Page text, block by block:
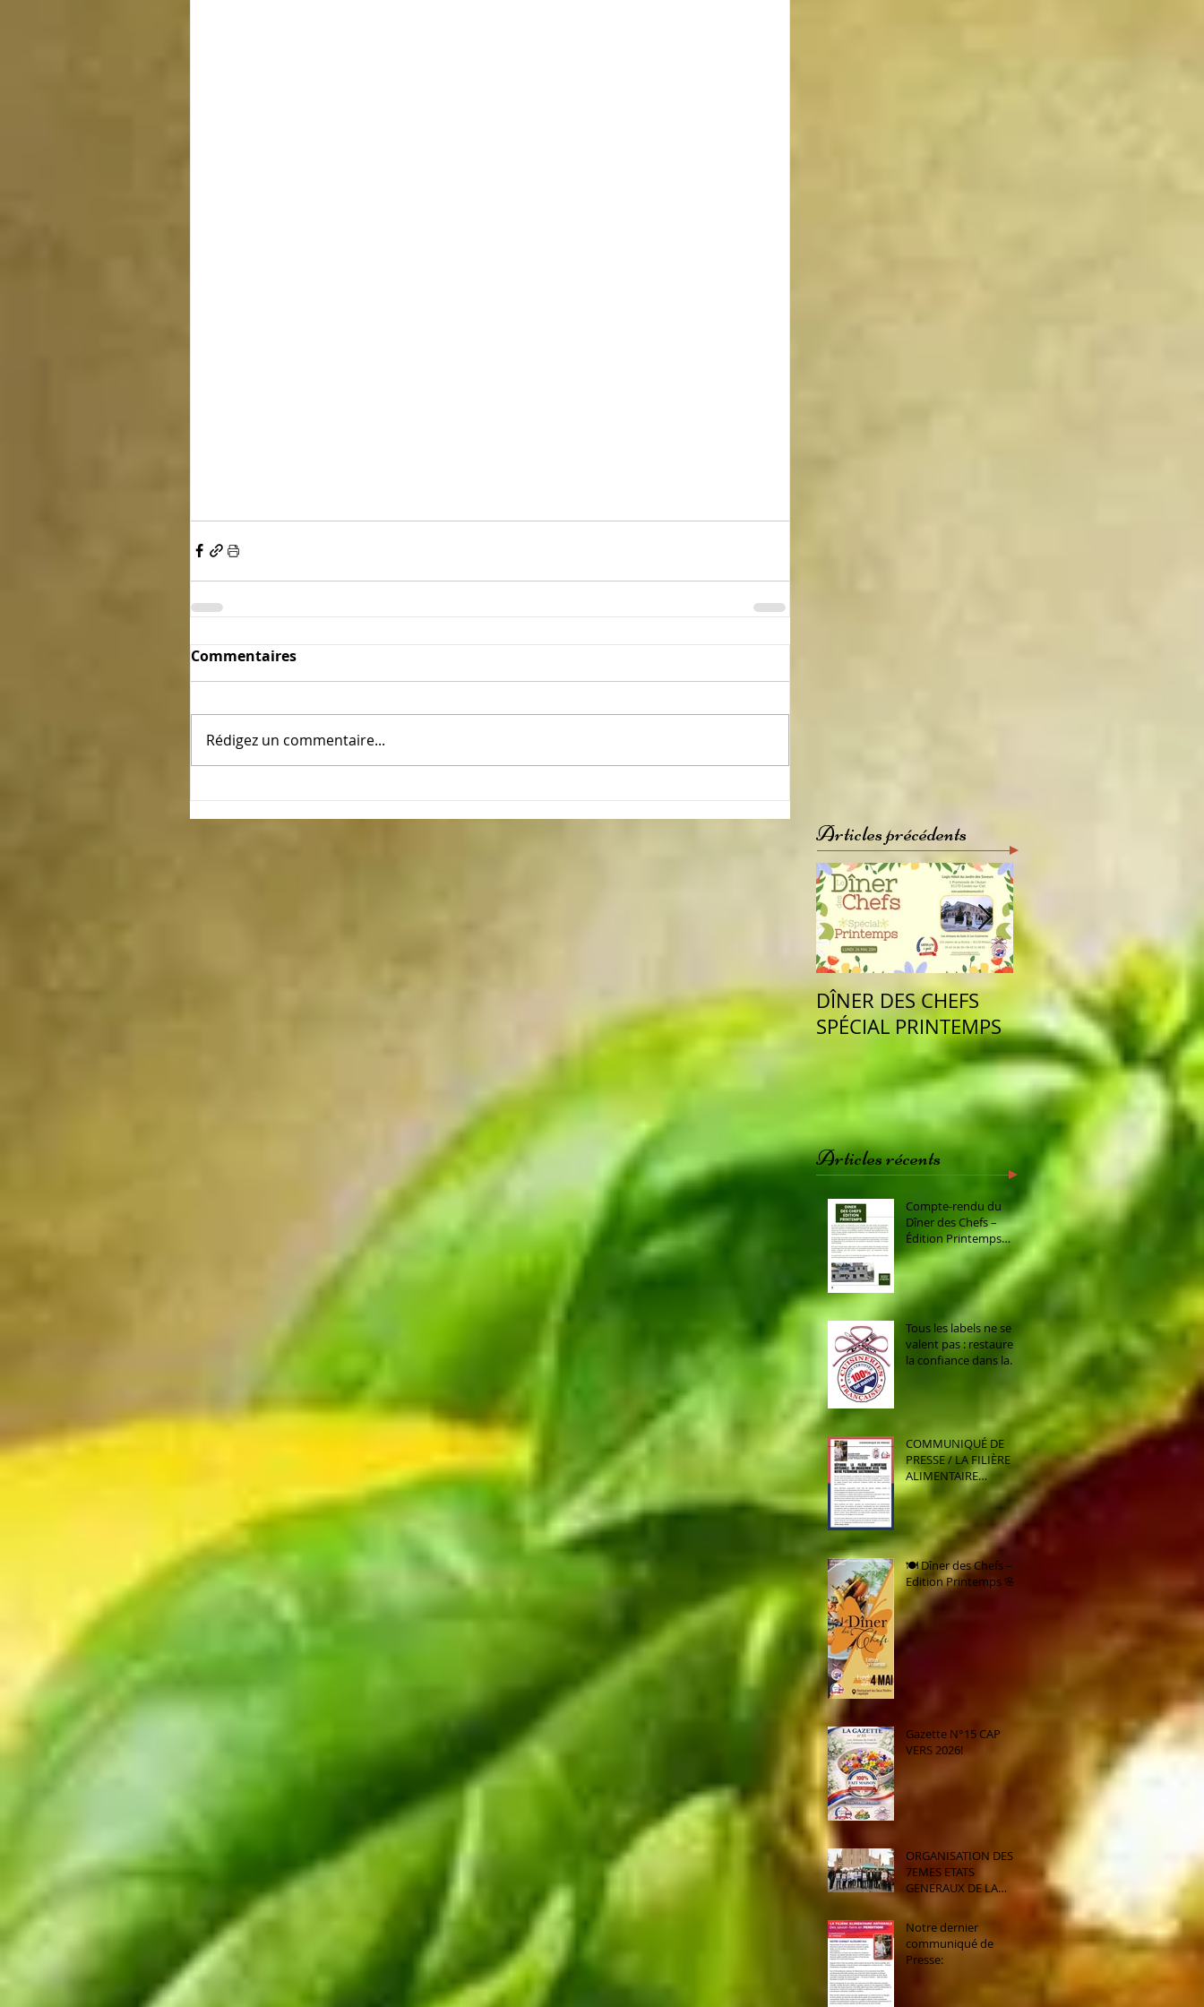
Commentaires
Rédigez un commentaire...
Articles précédents
DÎNER DES CHEFS
SPÉCIAL PRINTEMPS
Vu dans la presse
cette semaine
Articles récents
Compte-rendu du
Dîner des Chefs –
Édition Printemps
2026 ✨🍽️ Merci à
toutes et à tous
d’avoir répondu
présent !
Tous les labels ne se
valent pas : restaurer
la confiance dans la
COMMUNIQUÉ DE
PRESSE / LA FILIÈRE
ALIMENTAIRE
ARTISANALE : UN
ENGAGEMENT VITAL
POUR NOTRE
PATRIMOINE
GASTRONOMIQUE
🍽️ Dîner des Chefs –
Edition Printemps 🌸
Gazette N°15 CAP
VERS 2026!
ORGANISATION DES
7EMES ETATS
GENERAUX DE LA
FILIERE ALIMENTAIRE
ARTISANALE EN JUIN
2026; Retour complet
des 5 et 6ème états
généraux déjà
organisés par notre
Notre dernier
communiqué de
Presse: